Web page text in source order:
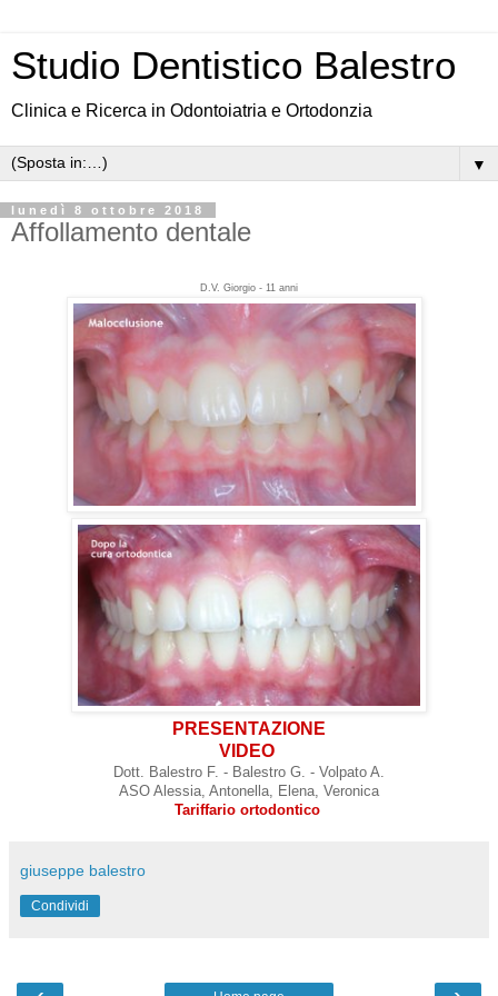
Studio Dentistico Balestro
Clinica e Ricerca in Odontoiatria e Ortodonzia
▼
lunedì 8 ottobre 2018
Affollamento dentale
D.V. Giorgio - 11 anni
PRESENTAZIONE
VIDEO
Dott. Balestro F. - Balestro G. - Volpato A.
ASO Alessia, Antonella, Elena, Veronica
Tariffario ortodontico
giuseppe balestro
Condividi